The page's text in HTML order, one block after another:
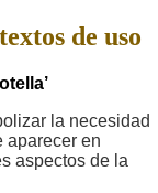
de uso
la necesidad
aparecer en
aspectos de la